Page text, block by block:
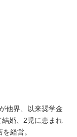
他界、以来奨学金
婚、2児に恵まれ
経営。